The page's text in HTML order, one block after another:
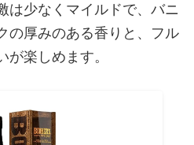
は少なくマイルドで、バニ
の厚みのある香りと、フル
楽しめます。